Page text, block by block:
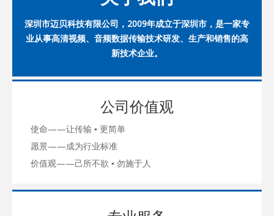
深圳市迈贝科技有限公司，2009年成立于深圳市，是一家专
业从事高清视频、音频数据传输技术研发、生产和销售的高
新技术企业。
公司价值观
使命——让传输 ▪ 更简单
愿景——成为行业标准
价值观——己所不欲 ▪ 勿施于人